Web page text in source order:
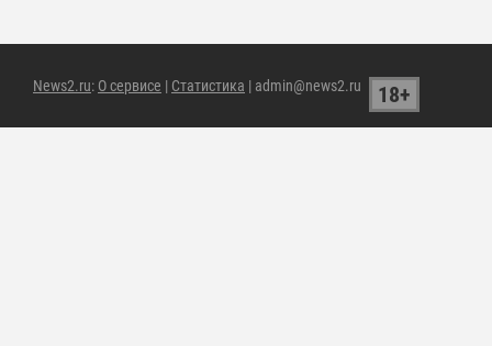
News2.ru: О сервисе | Статистика | admin@news2.ru 18+